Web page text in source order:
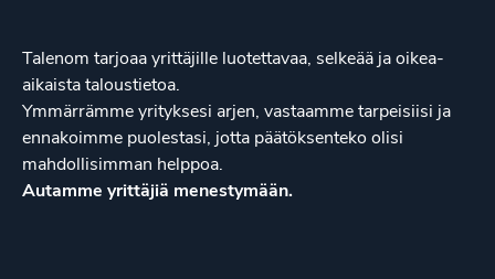
Talenom tarjoaa yrittäjille luotettavaa, selkeää ja oikea-
aikaista taloustietoa.
Ymmärrämme yrityksesi arjen, vastaamme tarpeisiisi ja
ennakoimme puolestasi, jotta päätöksenteko olisi
mahdollisimman helppoa.
Autamme yrittäjiä menestymään.